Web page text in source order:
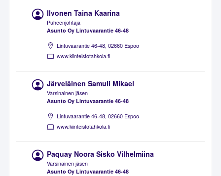
Ilvonen Taina Kaarina
Puheenjohtaja
Asunto Oy Lintuvaarantie 46-48
Lintuvaarantie 46-48, 02660 Espoo
www.kiinteistotahkola.fi
Järveläinen Samuli Mikael
Varsinainen jäsen
Asunto Oy Lintuvaarantie 46-48
Lintuvaarantie 46-48, 02660 Espoo
www.kiinteistotahkola.fi
Paquay Noora Sisko Vilhelmiina
Varsinainen jäsen
Asunto Oy Lintuvaarantie 46-48